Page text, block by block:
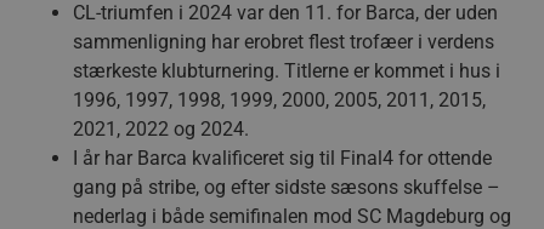
CL-triumfen i 2024 var den 11. for Barca, der uden
sammenligning har erobret flest trofæer i verdens
stærkeste klubturnering. Titlerne er kommet i hus i
1996, 1997, 1998, 1999, 2000, 2005, 2011, 2015,
2021, 2022 og 2024.
I år har Barca kvalificeret sig til Final4 for ottende
gang på stribe, og efter sidste sæsons skuffelse –
nederlag i både semifinalen mod SC Magdeburg og